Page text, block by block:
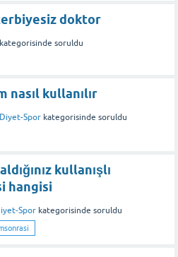
doktor
kategorisinde soruldu
nasıl kullanılır
Diyet-Spor kategorisinde soruldu
kullanışlı
hangisi
Spor kategorisinde soruldu